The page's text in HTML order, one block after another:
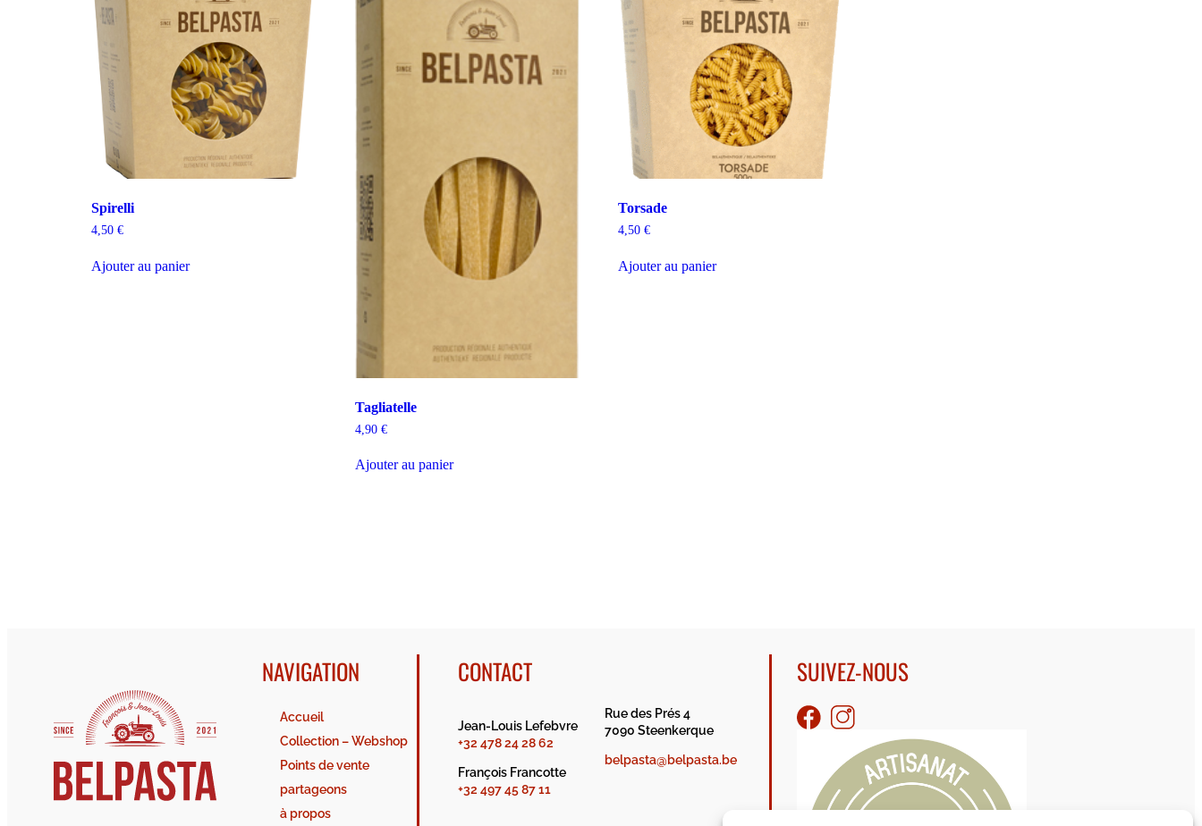
Spirelli
4,50 €
Ajouter au panier
Tagliatelle
4,90 €
Ajouter au panier
Torsade
4,50€
Ajouter au panier
NAVIGATION
Accueil
Collection – Webshop
Points de vente
partageons
à propos
CONTACT
Jean-Louis Lefebvre
+32 478 24 28 62
François Francotte
+32 497 45 87 11
Rue des Prés 4
7090 Steenkerque
belpasta@belpasta.be
SUIVEZ-NOUS